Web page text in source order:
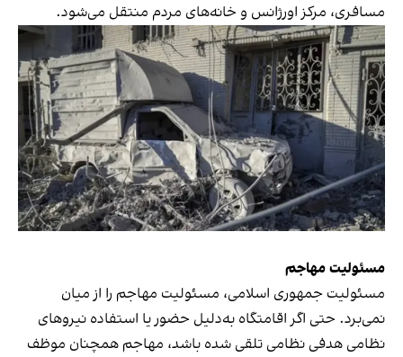
مسافری، مرکز اورژانس و خانه‌های مردم منتقل می‌شود.
مسئولیت مهاجم
مسئولیت جمهوری اسلامی، مسئولیت مهاجم را از میان
نمی‌برد. حتی اگر اقامتگاه به‌دلیل حضور یا استفاده نیروهای
نظامی هدفی نظامی تلقی شده باشد، مهاجم همچنان موظف